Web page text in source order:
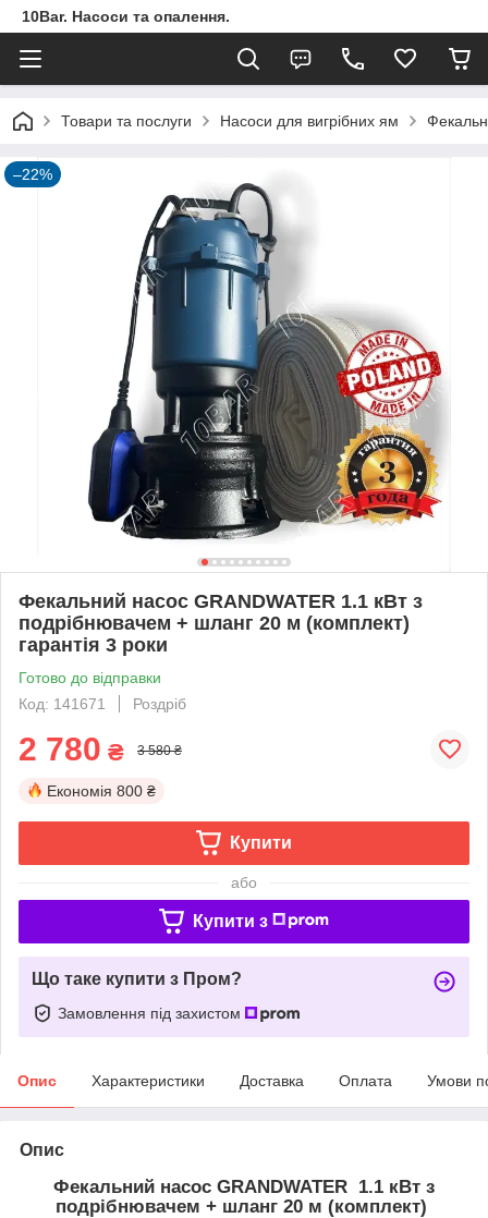
10Bar. Насоси та опалення.
Товари та послуги Насоси для вигрібних ям
–22%
Фекальний насос GRANDWATER 1.1 кВт з
подрібнювачем + шланг 20 м (комплект)
гарантія 3 роки
Готово до відправки
Код: 141671
Роздріб
2 780 ₴ 3 580 ₴
Економія 800 ₴
Купити
або
Купити з
Що таке купити з Пром?
Замовлення під захистом
Опис Характеристики Доставка Оплата Умови
Опис
Фекальний насос GRANDWATER 1.1 кВт з
подрібнювачем + шланг 20 м (комплект)